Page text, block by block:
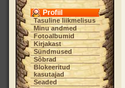
Profiil
Tasuline liikmelisus
Minu andmed
Fotoalbumid
Kirjakast
Sündmused
Sõbrad
Blokeeritud
kasutajad
Seaded